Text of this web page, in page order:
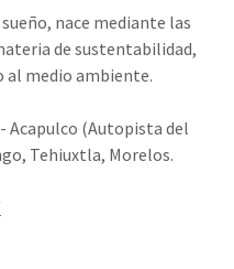
nace mediante las
de sustentabilidad,
al medio ambiente.
Acapulco (Autopista del
Tehiuxtla, Morelos.